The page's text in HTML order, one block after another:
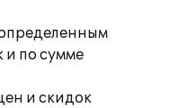
и по сумме
и скидок